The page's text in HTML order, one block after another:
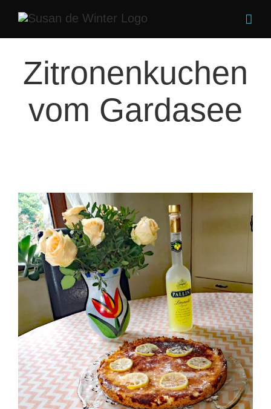
Zum
Zitronenkuchen
vom Gardasee
Zeige
grösseres
Bild